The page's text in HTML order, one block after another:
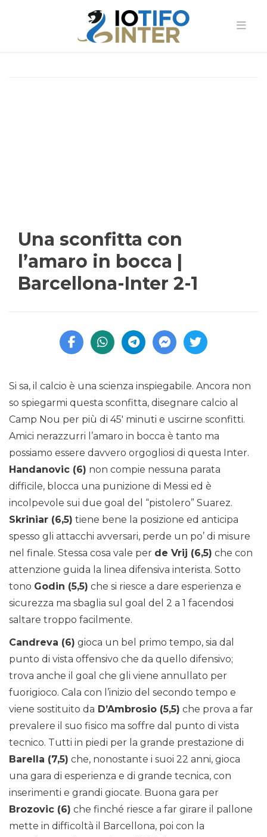
Una sconfitta con
l’amaro in bocca |
Barcellona-Inter 2-1
Si sa, il calcio è una scienza inspiegabile. Ancora non
so spiegarmi questa sconfitta, disegnare calcio al
Camp Nou per più di 45′ minuti e uscirne sconfitti.
Amici nerazzurri l’amaro in bocca è tanto ma
possiamo essere davvero orgogliosi di questa Inter.
Handanovic (6) non compie nessuna parata
difficile, blocca una punizione di Messi ed è
incolpevole sui due goal del “pistolero” Suarez.
Skriniar (6,5) tiene bene la posizione ed anticipa
spesso gli attacchi avversari, perde un po’ di misure
nel finale. Stessa cosa vale per de Vrij (6,5) che con
attenzione guida la linea difensiva interista. Sotto
tono Godin (5,5) che si riesce a dare esperienza e
sicurezza ma sbaglia sul goal del 2 a 1 facendosi
saltare troppo facilmente.
Candreva (6) gioca un bel primo tempo, sia dal
punto di vista offensivo che da quello difensivo;
trova anche il goal che gli viene annullato per
fuorigioco. Cala con l’inizio del secondo tempo e
viene sostituito da D’Ambrosio (5,5) che prova a far
prevalere il suo fisico ma soffre dal punto di vista
tecnico. Tutti in piedi per la grande prestazione di
Barella (7,5) che, nonostante i suoi 22 anni, gioca
una gara di esperienza e di grande tecnica, con
inserimenti e grandi giocate. Buona gara per
Brozovic (6) che finché riesce a far girare il pallone
mette in difficoltà il Barcellona, poi con la